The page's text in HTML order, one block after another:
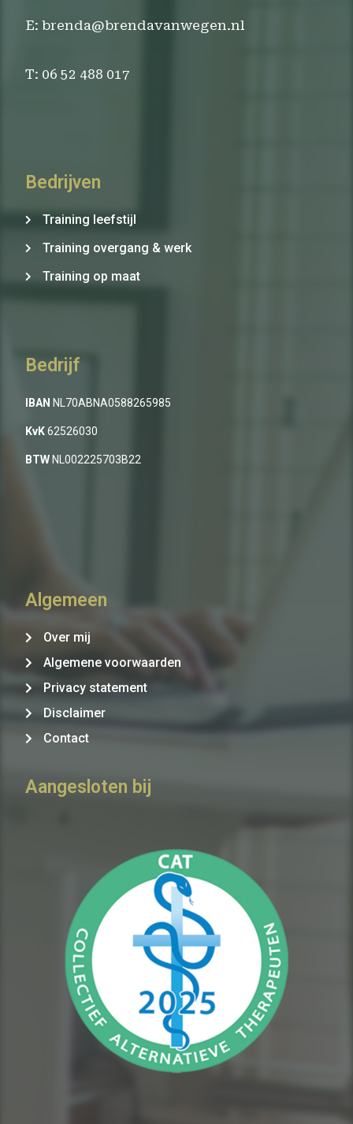
E: brenda@brendavanwegen.nl
T: 06 52 488 017
Bedrijven
Training leefstijl
Training overgang & werk
Training op maat
Bedrijf
IBAN NL70ABNA0588265985
KvK62526030
BTW NL002225703B22
Algemeen
Over mij
Algemene voorwaarden
Privacy statement
Disclaimer
Contact
Aangesloten bij